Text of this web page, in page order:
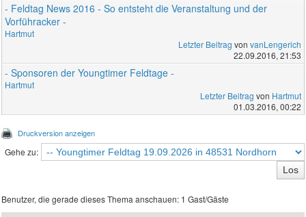
- Feldtag News 2016 - So entsteht die Veranstaltung und der
Vorführacker -
Hartmut
Letzter Beitrag von vanLengerich
22.09.2016, 21:53
- Sponsoren der Youngtimer Feldtage -
Hartmut
Letzter Beitrag von Hartmut
01.03.2016, 00:22
Druckversion anzeigen
Gehe zu:
Benutzer, die gerade dieses Thema anschauen: 1 Gast/Gäste